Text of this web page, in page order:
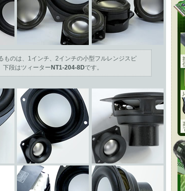
ものは、1インチ、2インチの小型フルレンジスピ
下段はツィーター NT1-204-8Dです。